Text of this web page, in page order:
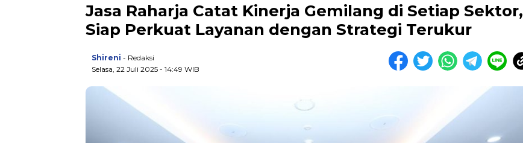
Jasa Raharja Catat Kinerja Gemilang di Setiap Sektor,
Siap Perkuat Layanan dengan Strategi Terukur
Shireni - Redaksi
Selasa, 22 Juli 2025 - 14:49 WIB